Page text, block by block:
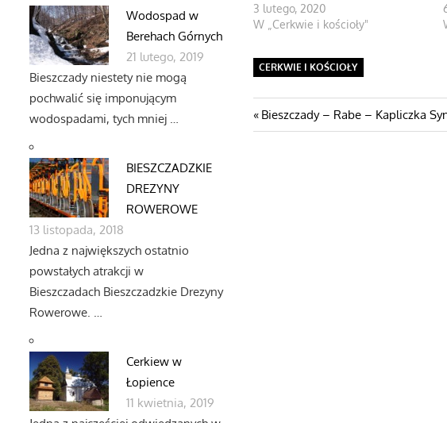
3 lutego, 2020
W „Cerkwie i kościoły"
CERKWIE I KOŚCIOŁY
Nawigacja
Poprzedni
post:
Bieszczady – Rabe – Kapliczka
Wodospad w
Berehach Górnych
21 lutego, 2019
Bieszczady niestety nie mogą
pochwalić się imponującym
wodospadami, tych mniej …
BIESZCZADZKIE
DREZYNY
ROWEROWE
13 listopada, 2018
Jedna z największych ostatnio
powstałych atrakcji w
Bieszczadach Bieszczadzkie Drezyny
Rowerowe. …
Cerkiew w
Łopience
11 kwietnia, 2019